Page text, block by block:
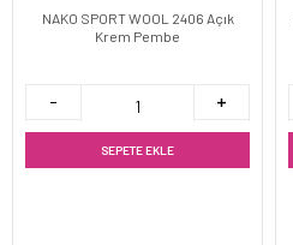
NAKO SPORT WOOL 2406 Açık
Krem Pembe
SEPETE EKLE